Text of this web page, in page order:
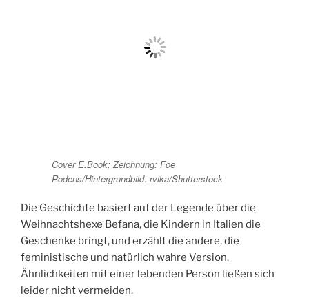
Cover E.Book: Zeichnung: Foe
Rodens/Hintergrundbild: rvika/Shutterstock
Die Geschichte basiert auf der Legende über die
Weihnachtshexe Befana, die Kindern in Italien die
Geschenke bringt, und erzählt die andere, die
feministische und natürlich wahre Version.
Ähnlichkeiten mit einer lebenden Person ließen sich
leider nicht vermeiden.